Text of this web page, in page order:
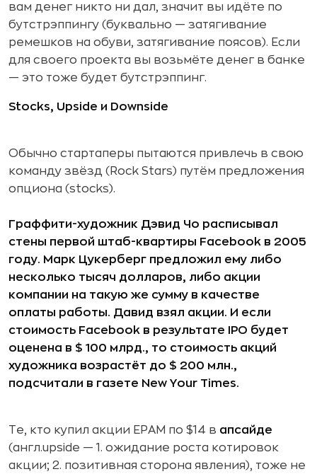
вам денег никто ни дал, значит вы идёте по
бутстрэппингу (буквально — затягивание
ремешков на обуви, затягивание поясов). Если
для своего проекта вы возьмёте денег в банке
— это тоже будет бутстрэппинг.
Stocks, Upside и Downside
Обычно стартаперы пытаются привлечь в свою
команду звёзд (Rock Stars) путём предложения
опциона (stocks).
Граффити-художник Дэвид Чо расписывал
стены первой штаб-квартиры Facebook в 2005
году. Марк Цукерберг предложил ему либо
несколько тысяч долларов, либо акции
компании на такую же сумму в качестве
оплаты работы. Давид взял акции. И если
стоимость Facebook в результате IPO будет
оценена в $ 100 млрд., то стоимость акций
художника возрастёт до $ 200 млн.,
подсчитали в газете New Your Times.
Те, кто купил акции EPAM по $14 в апсайдe
(англ.upside — 1. ожидание роста котировок
акции; 2. позитивная сторона явления), тоже не